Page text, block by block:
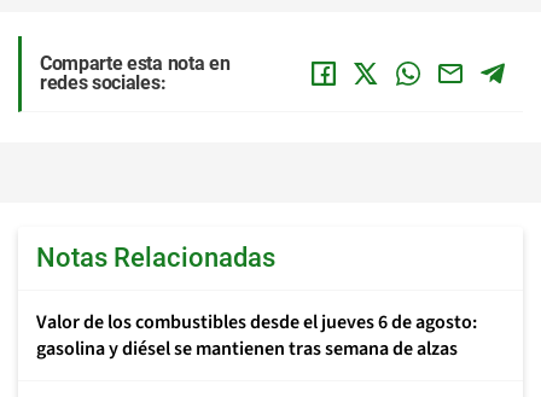
Comparte esta nota en
redes sociales:
Notas Relacionadas
Valor de los combustibles desde el jueves 6 de agosto:
gasolina y diésel se mantienen tras semana de alzas